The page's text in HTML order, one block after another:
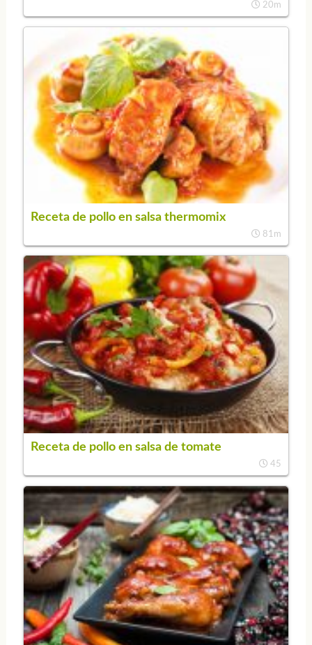
20m
Receta de pollo en salsa thermomix
81m
Receta de pollo en salsa de tomate
45